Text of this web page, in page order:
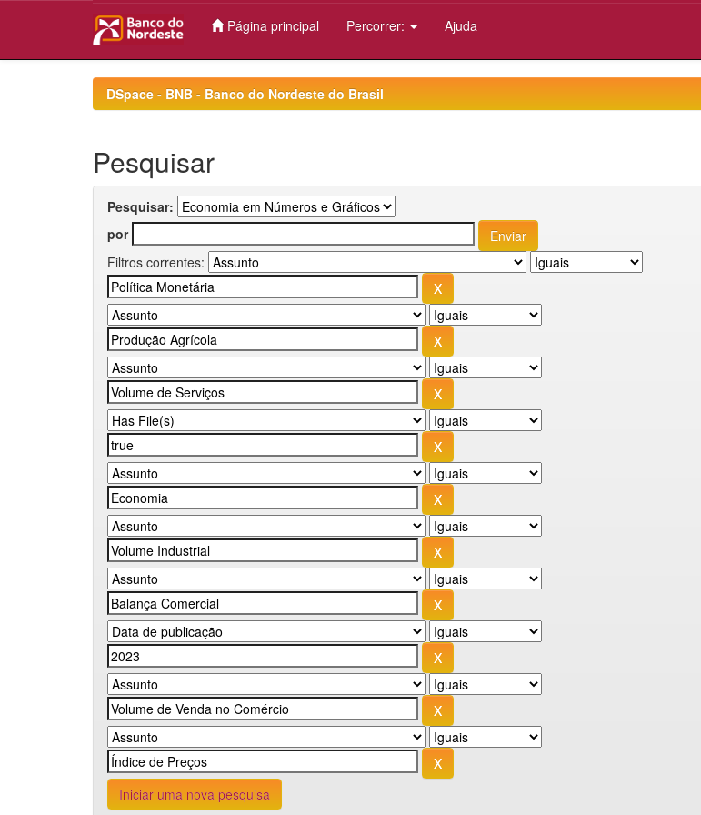
Página principal Percorrer: Ajuda
DSpace - BNB - Banco do Nordeste do Brasil
Pesquisar
Pesquisar:
por
Filtros correntes:
Iniciar uma nova pesquisa